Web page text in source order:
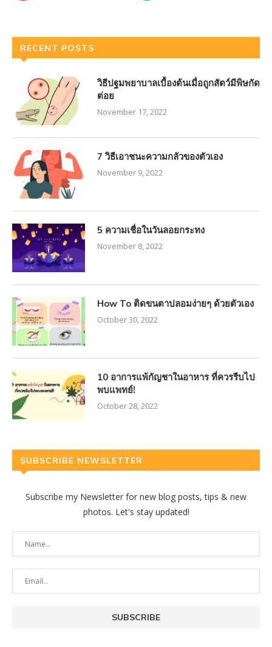
RECENT POSTS
วิธีปฐมพยาบาลเบื้องต้นเมื่อถูกสัตว์มีพิษกัด
ต่อย
November 17, 2022
7 วิธีเอาชนะความกลัวของตัวเอง
November 9, 2022
5 ความเชื่อในวันลอยกระทง
November 8, 2022
How To ติดขนตาปลอมง่ายๆ ด้วยตัวเอง
October 30, 2022
10 อาการแพ้กัญชาในอาหาร ที่ควรรีบไป
พบแพทย์!
October 28, 2022
SUBSCRIBE NEWSLETTER
Subscribe my Newsletter for new blog posts, tips & new
photos. Let's stay updated!